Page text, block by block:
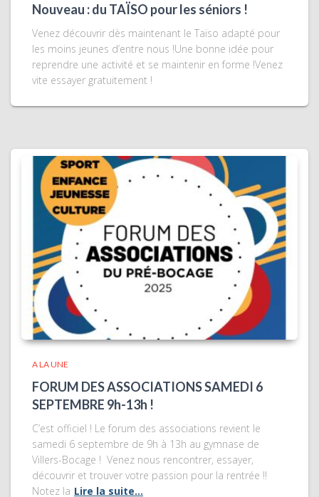
Nouveau : du TAÏSO pour les séniors !
Venez découvrir dès maintenant le Taïso adapté pour
les moins jeunes d’entre nous !Une bonne idée pour
reprendre une activité et se maintenir en forme !Venez
vite essayer gratuitement !
A LA UNE
FORUM DES ASSOCIATIONS SAMEDI 6
SEPTEMBRE 9h-13h !
C’est officiel ! Le forum des associations revient le
samedi 6 septembre de 9h à 13h au gymnase de
Villers-Bocage ! Venez nous rencontrer, essayer,
découvrir et trouver votre passion pour la rentrée !!
Notez la Lire la suite…